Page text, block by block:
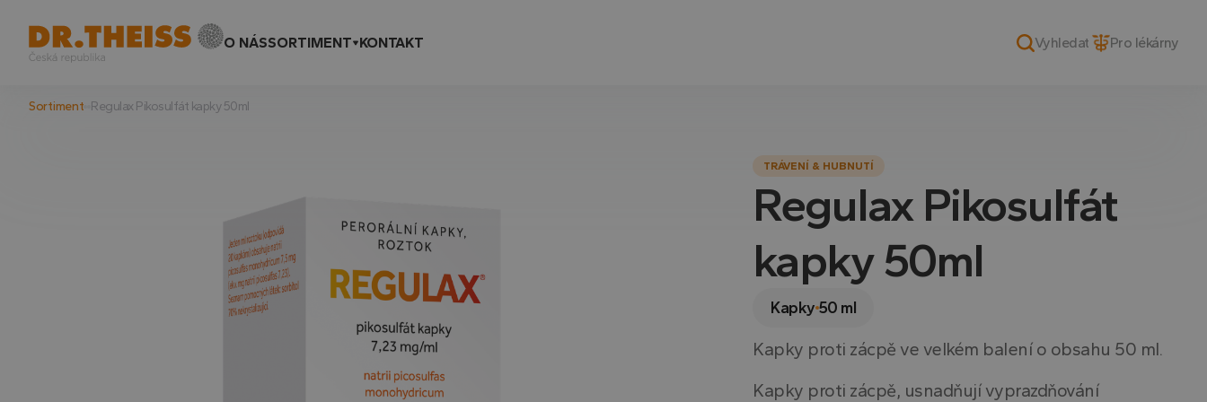
O NÁSSORTIMENT KONTAKT Pro lékárny
Sortiment Regulax Pikosulfát kapky 50ml
TRÁVENÍ & HUBNUTÍ
Regulax Pikosulfát
kapky 50ml
Kapky 50 ml
Kapky proti zácpě ve velkém balení o obsahu 50 ml.
Kapky proti zácpě, usnadňují vyprazdňování